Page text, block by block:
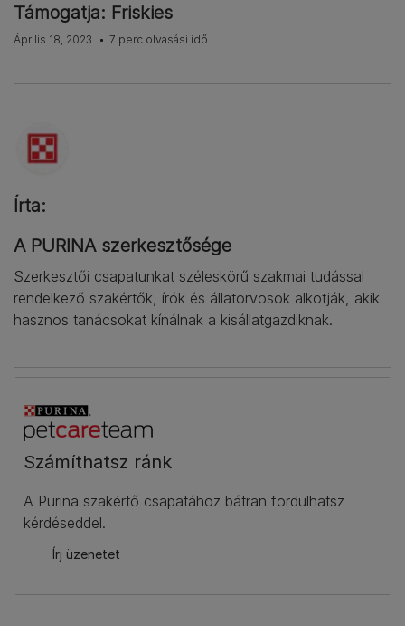
Támogatja: Friskies
Április 18, 2023 7 perc olvasási idő
Írta:
A PURINA szerkesztősége
Szerkesztői csapatunkat széleskörű szakmai tudással
rendelkező szakértők, írók és állatorvosok alkotják, akik
hasznos tanácsokat kínálnak a kisállatgazdiknak.
Számíthatsz ránk​
A Purina szakértő csapatához bátran fordulhatsz
kérdéseddel.
Írj üzenetet